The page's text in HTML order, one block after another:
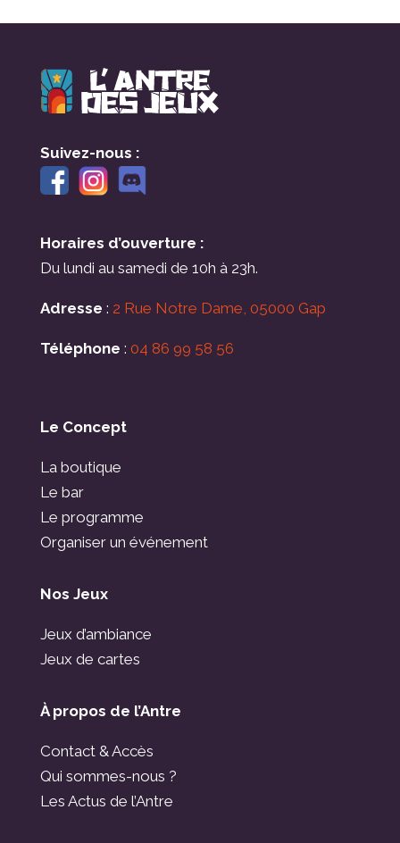
Suivez-nous :
Horaires d’ouverture :
Du lundi au samedi de 10h à 23h.
Adresse : 2 Rue Notre Dame, 05000 Gap
Téléphone : 04 86 99 58 56
Le Concept
La boutique
Le bar
Le programme
Organiser un événement
Nos Jeux
Jeux d’ambiance
Jeux de cartes
À propos de l’Antre
Contact & Accès
Qui sommes-nous ?
Les Actus de l’Antre